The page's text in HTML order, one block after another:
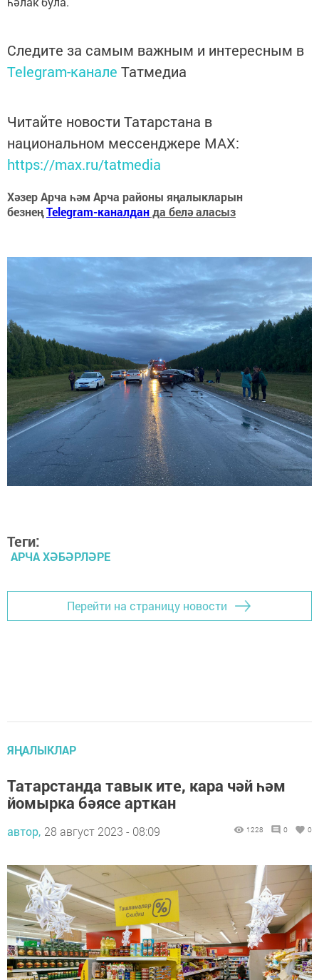
Следите за самым важным и интересным в
Telegram-канале Татмедиа
Читайте новости Татарстана в
национальном мессенджере MАХ:
https://max.ru/tatmedia
Хәзер Арча һәм Арча районы яңалыкларын
безнеңTelegram-каналданда белә аласыз
Теги:
АРЧА ХӘБӘРЛӘРЕ
Перейти на страницу новости
ЯҢАЛЫКЛАР
Татарстанда тавык ите, кара чәй һәм
йомырка бәясе арткан
автор, 28 август 2023 - 08:09 1228 0 0